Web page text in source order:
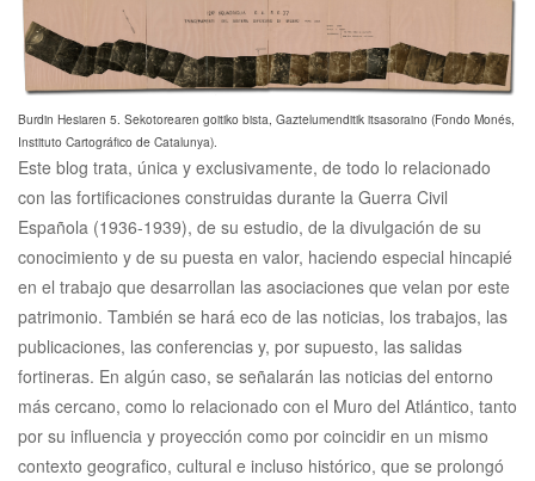
Burdin Hesiaren 5. Sekotorearen goitiko bista, Gaztelumenditik itsasoraino (Fondo Monés,
Instituto Cartográfico de Catalunya).
Este blog trata, única y exclusivamente, de todo lo relacionado
con las fortificaciones construidas durante la Guerra Civil
Española (1936-1939), de su estudio, de la divulgación de su
conocimiento y de su puesta en valor, haciendo especial hincapié
en el trabajo que desarrollan las asociaciones que velan por este
patrimonio. También se hará eco de las noticias, los trabajos, las
publicaciones, las conferencias y, por supuesto, las salidas
fortineras. En algún caso, se señalarán las noticias del entorno
más cercano, como lo relacionado con el Muro del Atlántico, tanto
por su influencia y proyección como por coincidir en un mismo
contexto geografico, cultural e incluso histórico, que se prolongó